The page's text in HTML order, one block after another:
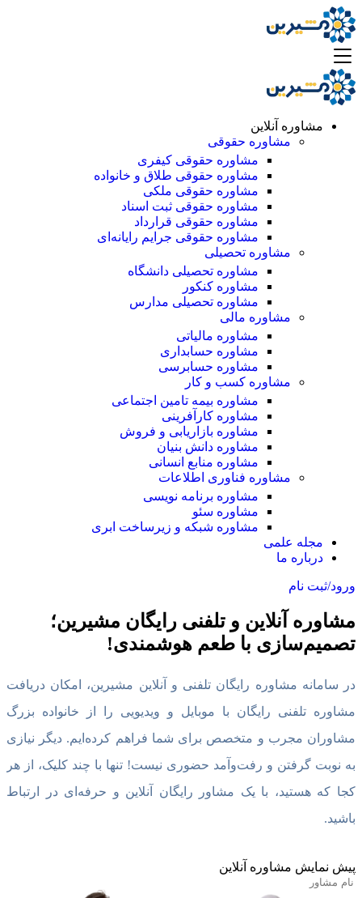
مشاوره آنلاین
مشاوره حقوقی
مشاوره حقوقی کیفری
مشاوره حقوقی طلاق و خانواده
مشاوره حقوقی ملکی
مشاوره حقوقی ثبت اسناد
مشاوره حقوقی قرارداد
مشاوره حقوقی جرایم رایانه‌ای
مشاوره تحصیلی
مشاوره تحصیلی دانشگاه
مشاوره کنکور
مشاوره تحصیلی مدارس
مشاوره مالی
مشاوره مالیاتی
مشاوره حسابداری
مشاوره حسابرسی
مشاوره کسب و کار
مشاوره بیمه تامین اجتماعی
مشاوره کارآفرینی
مشاوره بازاریابی و فروش
مشاوره دانش بنیان
مشاوره منابع انسانی
مشاوره فناوری اطلاعات
مشاوره برنامه نویسی
مشاوره سئو
مشاوره شبکه و زیرساخت ابری
مجله علمی
درباره ما
ورود/ثبت نام
مشاوره آنلاین و تلفنی رایگان مشیرین؛
تصمیم‌سازی با طعم هوشمندی!
در سامانه مشاوره رایگان تلفنی و آنلاین مشیرین، امکان دریافت
مشاوره تلفنی رایگان با موبایل و ویدیویی را از خانواده بزرگ
مشاوران مجرب و متخصص برای شما فراهم کرده‌ایم. دیگر نیازی
به نوبت گرفتن و رفت‌وآمد حضوری نیست! تنها با چند کلیک، از هر
کجا که هستید، با یک مشاور رایگان آنلاین و حرفه‌ای در ارتباط
باشید.
پیش نمایش مشاوره آنلاین